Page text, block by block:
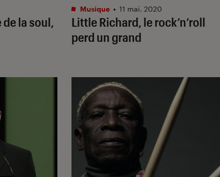
de la soul,
Little Richard, le rock’n’roll
perd un grand
Musique • 11 mai. 2020